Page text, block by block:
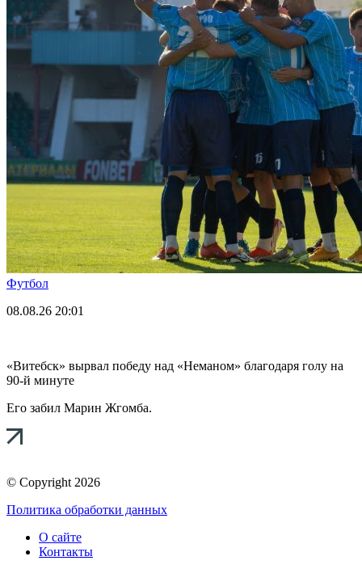
Футбол
08.08.26 20:01
«Витебск» вырвал победу над «Неманом» благодаря голу на
90-й минуте
Его забил Марин Жгомба.
© Copyright 2026
Политика обработки данных
О сайте
Контакты